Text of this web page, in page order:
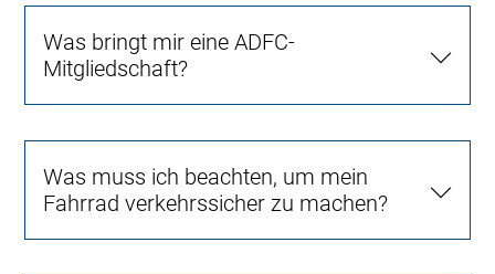
Was bringt mir eine ADFC-
Mitgliedschaft?
Was muss ich beachten, um mein
Fahrrad verkehrssicher zu machen?